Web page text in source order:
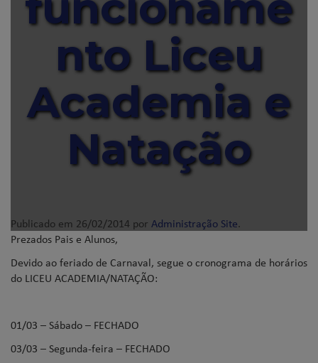
nto Liceu
Academia e
Natação
Publicado em 26/02/2014 por Administração Site.
Prezados Pais e Alunos,
Devido ao feriado de Carnaval, segue o cronograma de horários
do LICEU ACADEMIA/NATAÇÃO:
01/03 – Sábado – FECHADO
03/03 – Segunda-feira – FECHADO